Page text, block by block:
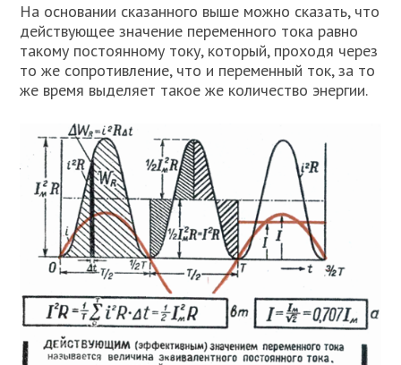
На основании сказанного выше можно сказать, что
действующее значение переменного тока равно
такому постоянному току, который, проходя через
то же сопротивление, что и переменный ток, за то
же время выделяет такое же количество энергии.